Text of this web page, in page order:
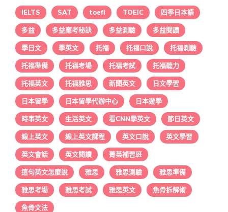
IELTS SAT toefl TOEIC 四季日本語
多益 多益應考秘訣 多益測驗 多益閱讀
學日文 學英文 托福 托福口說 托福測驗
托福準備 托福考場 托福考試 托福聽力
托福英文 托福雅思 新聞英文 日文學習
日本留學 日本留學代辦中心 日本遊學
時事英文 生活英文 看CNN學英文 節日英文
線上英文 線上英文課程 英文口說 英文學習
英文會話 英文閱讀 菁英補習班
這句英文怎麼說 雅思 雅思測驗 雅思準備
雅思考場 雅思考試 雅思英文 魚骨拆解術
魚骨文法